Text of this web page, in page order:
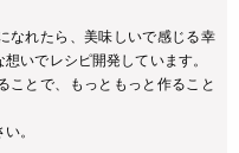
なれたら、美味しいで感じる幸
いでレシピ開発しています。
ことで、もっともっと作ること
。